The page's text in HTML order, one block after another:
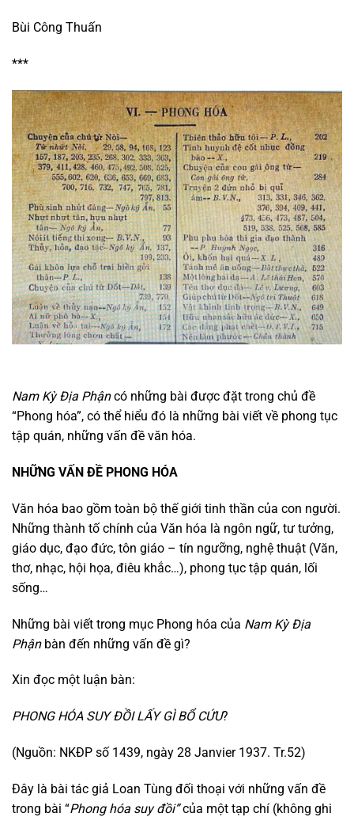
Bùi Công Thuấn
***
Nam Kỳ Địa Phậncó những bài được đặt trong chủ đề
“Phong hóa”, có thể hiểu đó là những bài viết về phong tục
tập quán, những vấn đề văn hóa.
NHỮNG VẤN ĐỀ PHONG HÓA
Văn hóa bao gồm toàn bộ thế giới tinh thần của con người.
Những thành tố chính của Văn hóa là ngôn ngữ, tư tưởng,
giáo dục, đạo đức, tôn giáo – tín ngưỡng, nghệ thuật (Văn,
thơ, nhạc, hội họa, điêu khắc…), phong tục tập quán, lối
sống…
Những bài viết trong mục Phong hóa của Nam Kỳ Địa
Phậnbàn đến những vấn đề gì?
Xin đọc một luận bàn:
PHONG HÓA SUY ĐỒI LẤY GÌ BỔ CỨU?
(Nguồn: NKĐP số 1439, ngày 28 Janvier 1937. Tr.52)
Đây là bài tác giả Loan Tùng đối thoại với những vấn đề
trong bài “Phong hóa suy đồi”của một tạp chí (không ghi